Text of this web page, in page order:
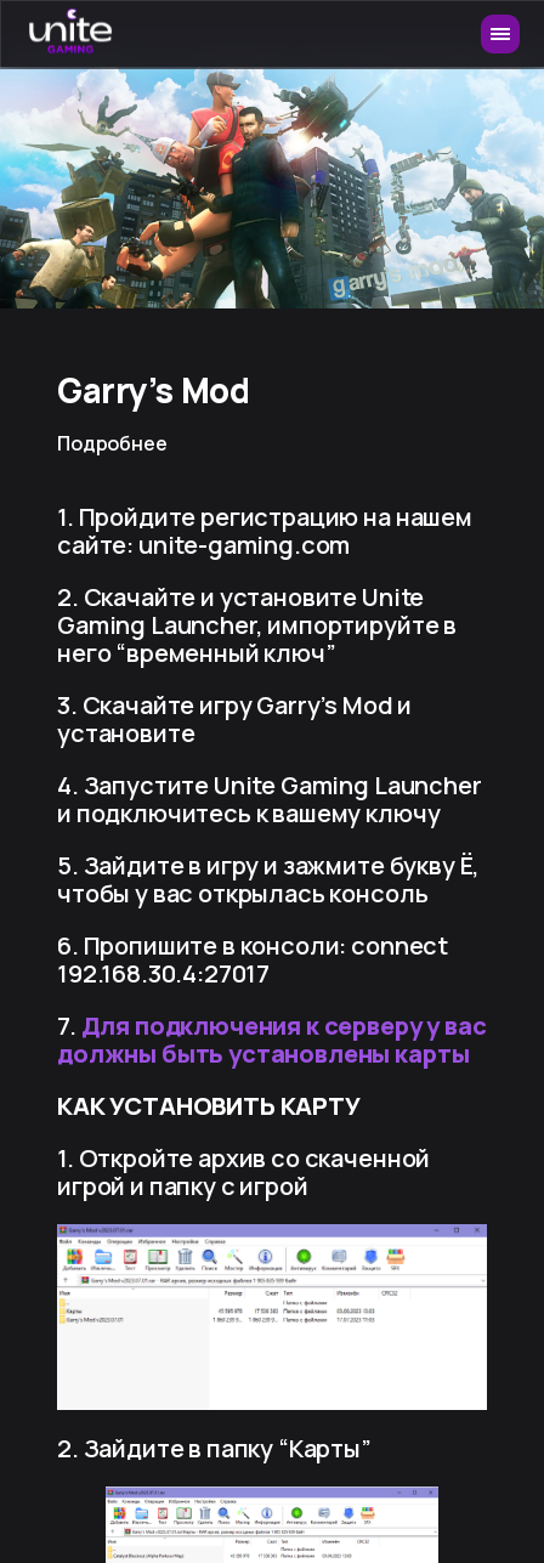
Garry’s Mod
Подробнее
1. Пройдите регистрацию на нашем
сайте: unite-gaming.com
2. Скачайте и установите Unite
Gaming Launcher, импортируйте в
него “временный ключ”
3. Скачайте игру Garry’s Mod и
установите
4. Запустите Unite Gaming Launcher
и подключитесь к вашему ключу
5. Зайдите в игру и зажмите букву Ё,
чтобы у вас открылась консоль
6. Пропишите в консоли: connect
192.168.30.4:27017
7. Для подключения к серверу у вас
должны быть установлены карты
КАК УСТАНОВИТЬ КАРТУ
1. Откройте архив со скаченной
игрой и папку с игрой
2. Зайдите в папку “Карты”